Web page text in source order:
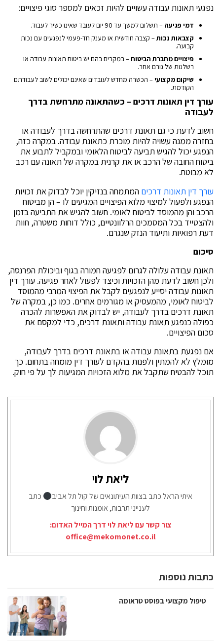
נפגעי תאונות עבודה עשויים להיות זכאים למספר סוגי פיצויים:
דמי פגיעה – תשלום למשך עד 90 יום לעובד שאינו כשיר לעבוד.
קצבאות נכות– קצבה חודשית או מענק חד-פעמי לנפגעים עם נכות
קבועה.
פיצויים מחברת הביטוח – במקרים בהם יש ביטוח תאונות עבודה או
רשלנות של גורם אחר.
שיקום מקצועי– הכשרה מחדש לעובדים שאינם יכולים לשוב לעבודתם
הקודמת.
עורך דין תאונות דרכים – כשהתאונה מתרחשת בדרך
לעבודה
חשוב לדעת כי גם תאונת דרכים שהתרחשה בדרך לעבודה או
בחזרה ממנה עשויה להיות מוכרת כתאונת עבודה. במקרה כזה,
הנפגע יכול להגיש תביעה לביטוח הלאומי ובמקביל לתבוע את
ביטוח החובה של הרכב או את קרנית במקרה של תאונה עם רכב
לא מבוטח.
עורך דין תאונות דרכים המתמחה בנזיקין יוכל לבדוק את זכויות
הנפגע ולפעול למיצוי מלוא הפיצויים המגיעים לו – הן מביטוח
הרכב והן מהמוסד לביטוח לאומי. חשוב להגיש את התביעה בזמן
ולהצטייד בכל המסמכים הרלוונטיים, כולל דוחות משטרה, חוות
דעת רפואיות ותיעוד הנזק שנגרם.
סיכום
תאונת עבודה עלולה לגרום לפגיעה חמורה בגוף וביכולת הפרנסה,
ולכן חשוב לדעת מהן הזכויות וכיצד לפעול לאחר פגיעה. עורך דין
תאונות עבודה יסייע לנפגעים לקבל את הפיצוי המרבי מהמוסד
לביטוח לאומי, מהמעסיק או מגורמים אחרים. כמו כן, במקרה של
תאונת דרכים בדרך לעבודה, יש לבדוק את האפשרות להכרה
כפולה כנפגע תאונת עבודה ותאונת דרכים, כדי למקסם את
סכום הפיצויים.
אם נפגעת בתאונת עבודה או בתאונת דרכים בדרך לעבודה,
מומלץ לא להמתין ולפנות בהקדם לעורך דין מומחה בתחום. כך
תוכל להבטיח שתקבל את מלוא הזכויות המגיעות לך על פי חוק.
ליאת לוי
איתי הראל כתב בצוות העיתונאים של קול תל אביב
כתב
לענייני תרבות, אומנות וחינוך
צור קשר עם ליאת לוי דרך המייל האדום:
office@mekomonet.co.il
כתבות נוספות
טיפול מקצועי בפוסט טראומה